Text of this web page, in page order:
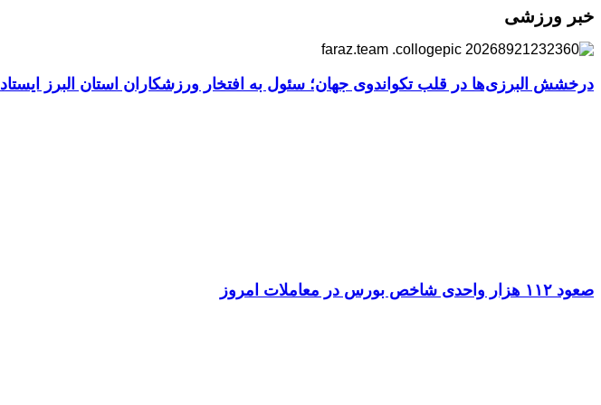
خبر ورزشی
درخشش البرزی‌ها در قلب تکواندوی جهان؛ سئول به افتخار ورزشکاران استان البرز ایستاد
صعود ۱۱۲ هزار واحدی شاخص بورس در معاملات امروز